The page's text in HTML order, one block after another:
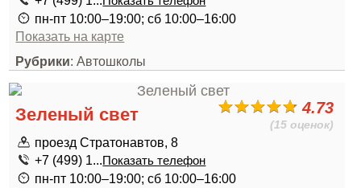
пн-пт 10:00–19:00; сб 10:00–16:00
Показать на карте
Рубрики: Автошколы
4.73
(15 оценок)
Зеленый свет
проезд Стратонавтов, 8
+7 (499) 1...Показать телефон
пн-пт 10:00–19:00; сб 10:00–16:00